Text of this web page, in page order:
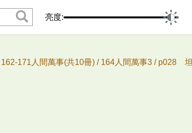
亮度:
162-171人間萬事(共10冊) / 164人間萬事3 / p028